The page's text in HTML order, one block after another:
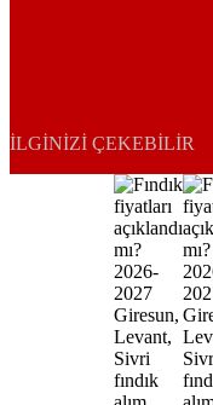
İLGINIZI ÇEKEBILIR